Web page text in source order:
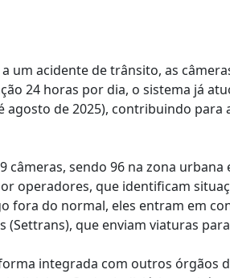
um acidente de trânsito, as
24 horas por dia, o sistema já
agosto de 2025), contribuindo
câmeras, sendo 96 na zona urbana
operadores, que identificam
fora do normal, eles entram em
(Settrans), que enviam viaturas
integrada com outros órgãos